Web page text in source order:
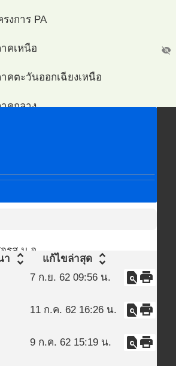
visibility_off
งการ PA
คเหนือ
คตะวันออกเฉียงเหนือ
คกลาง
รส ม.อ.
า unfold_more แก้ไขล่าสุด unfold_more
7 ก.ย. 62 09:56 น. find_in_pageprint
11 ก.ค. 62 16:26 น. find_in_pageprint
9 ก.ค. 62 15:19 น. find_in_pageprint